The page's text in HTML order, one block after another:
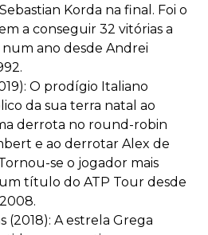
Korda na final. Foi o
a conseguir 32 vitórias a
ano desde Andrei
O prodígio Italiano
da sua terra natal ao
derrota no round-robin
e ao derrotar Alex de
se o jogador mais
título do ATP Tour desde
(2018): A estrela Grega